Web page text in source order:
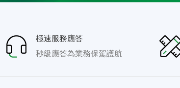
極速服務應答
秒級應答為業務保駕護航